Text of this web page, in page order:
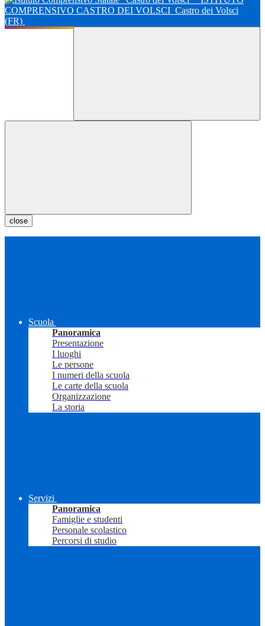
COMPRENSIVO CASTRO DEI VOLSCI Castro dei Volsci
(FR)
close
Scuola
Panoramica
Presentazione
I luoghi
Le persone
I numeri della scuola
Le carte della scuola
Organizzazione
La storia
Servizi
Panoramica
Famiglie e studenti
Personale scolastico
Percorsi di studio